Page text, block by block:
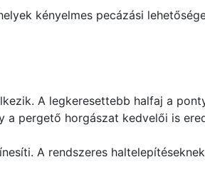
kényelmes pecázási
A legkeresettebb halfaj a
pergető horgászat kedvelői is
A rendszeres